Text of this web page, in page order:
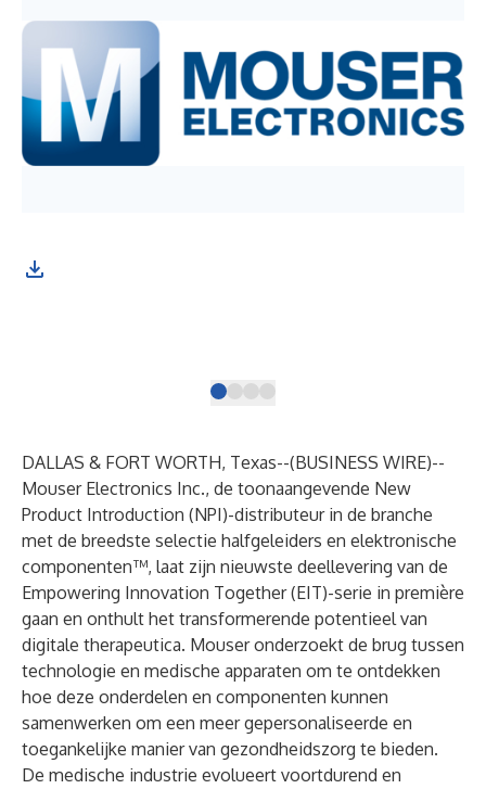
DALLAS & FORT WORTH, Texas--(BUSINESS WIRE)--
Mouser Electronics Inc., de toonaangevende New
Product Introduction (NPI)-distributeur in de branche
met de breedste selectie halfgeleiders en elektronische
componenten™, laat zijn nieuwste deellevering van de
Empowering Innovation Together(EIT)-serie in première
gaan en onthult het transformerende potentieel van
digitale therapeutica. Mouser onderzoekt de brug tussen
technologie en medische apparaten om te ontdekken
hoe deze onderdelen en componenten kunnen
samenwerken om een meer gepersonaliseerde en
toegankelijke manier van gezondheidszorg te bieden.
De medische industrie evolueert voortdurend en